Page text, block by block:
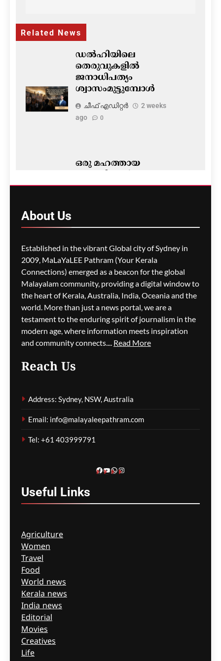
Related News
ഡൽഹിയിലെ
തെരുവുകളിൽ
ജനാധിപത്യം
ശ്വാസംമുട്ടുമ്പോൾ
ചീഫ് എഡിറ്റര്‍
2 weeks
ago
0
ഒരു മഹത്തായ
സ്വപ്നത്തിന്റെ 250
ago
0
കണ്ണീർ വീണ മണ്ണിലേക്ക് ഒടുവിൽ
അതിജീവനത്തിന്റെയും
ഉയിർത്തെഴുന്നേൽപ്പിന്റെയും
ഹൃദയസ്പർശിയായ ചരിത്രം
ചീഫ് എഡിറ്റര്‍
കൊടിയേന്തുന്ന യുവത്വവും
നഷ്ടപ്പെടുന്ന
പൗരബോധവും
ചീഫ് എഡിറ്റര്‍
2 months
About Us
Established in the vibrant Global city of Sydney in
2009, MaLaYaLEE Pathram (Your Kerala
Connections) emerged as a beacon for the global
Malayalam community, providing a digital window to
the heart of Kerala, Australia, India, Oceania and the
world. More than just a news portal, we are a
testament to the enduring spirit of journalism in the
modern age, where information meets inspiration
and community connects.... Read More
Reach Us
Address: Sydney, NSW, Australia
Email: info@malayaleepathram.com
Tel: +61 403999791
Facebook
YouTube
WhatsApp
Instagram
Useful Links
Agriculture
Women
Travel
Food
World news
Kerala news
India news
Editorial
Movies
Creatives
Life